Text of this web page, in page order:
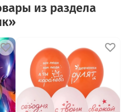
из раздела